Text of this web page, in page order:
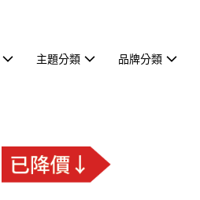
主題分類 品牌分類